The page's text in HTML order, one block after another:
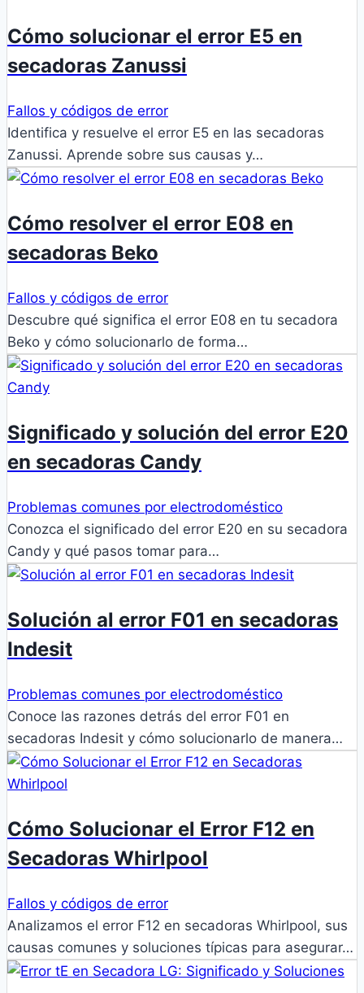
Cómo solucionar el error E5 en
secadoras Zanussi
Fallos y códigos de error
Identifica y resuelve el error E5 en las secadoras
Zanussi. Aprende sobre sus causas y…
Cómo resolver el error E08 en
secadoras Beko
Fallos y códigos de error
Descubre qué significa el error E08 en tu secadora
Beko y cómo solucionarlo de forma…
Significado y solución del error E20
en secadoras Candy
Problemas comunes por electrodoméstico
Conozca el significado del error E20 en su secadora
Candy y qué pasos tomar para…
Solución al error F01 en secadoras
Indesit
Problemas comunes por electrodoméstico
Conoce las razones detrás del error F01 en
secadoras Indesit y cómo solucionarlo de manera…
Cómo Solucionar el Error F12 en
Secadoras Whirlpool
Fallos y códigos de error
Analizamos el error F12 en secadoras Whirlpool, sus
causas comunes y soluciones típicas para asegurar…